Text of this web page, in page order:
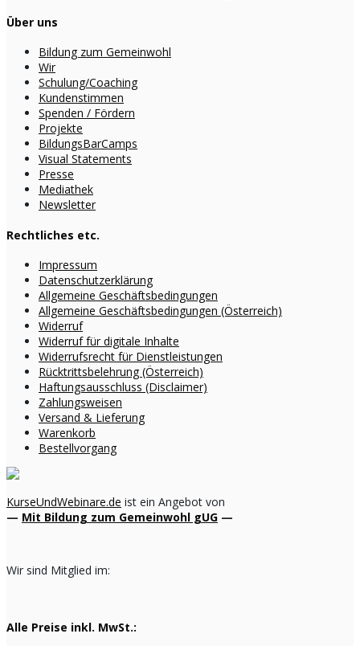
Über uns
Bildung zum Gemeinwohl
Wir
Schulung/Coaching
Kundenstimmen
Spenden / Fördern
Projekte
BildungsBarCamps
Visual Statements
Presse
Mediathek
Newsletter
Rechtliches etc.
Impressum
Datenschutzerklärung
Allgemeine Geschäftsbedingungen
Allgemeine Geschäftsbedingungen (Österreich)
Widerruf
Widerruf für digitale Inhalte
Widerrufsrecht für Dienstleistungen
Rücktrittsbelehrung (Österreich)
Haftungsausschluss (Disclaimer)
Zahlungsweisen
Versand & Lieferung
Warenkorb
Bestellvorgang
KurseUndWebinare.de ist ein Angebot von
— Mit Bildung zum Gemeinwohl gUG —
Wir sind Mitglied im:
Alle Preise inkl. MwSt.: